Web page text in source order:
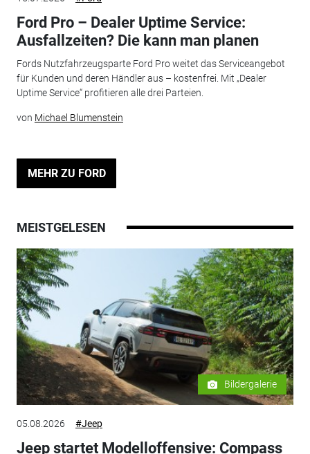
Ford Pro – Dealer Uptime Service:
Ausfallzeiten? Die kann man planen
Fords Nutzfahrzeugsparte Ford Pro weitet das Serviceangebot
für Kunden und deren Händler aus – kostenfrei. Mit „Dealer
Uptime Service“ profitieren alle drei Parteien.
von Michael Blumenstein
MEHR ZU FORD
MEISTGELESEN
Bildergalerie
05.08.2026 #Jeep
Jeep startet Modelloffensive: Compass